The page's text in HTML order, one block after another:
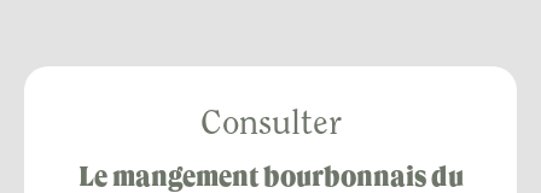
Consulter
Le mangement bourbonnais du